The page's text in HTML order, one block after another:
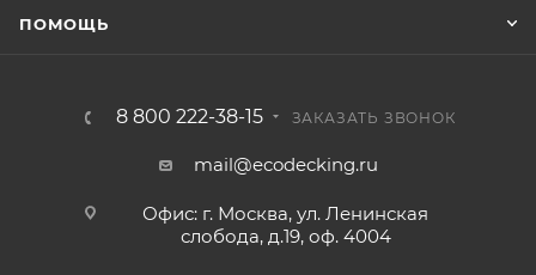
ПОМОЩЬ
8 800 222-38-15 ЗАКАЗАТЬ ЗВОНОК
mail@ecodecking.ru
Офис: г. Москва, ул. Ленинская
слобода, д.19, оф. 4004